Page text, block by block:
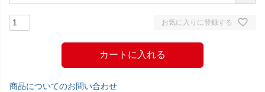
お気に入りに登録する
カートに入れる
商品についてのお問い合わせ